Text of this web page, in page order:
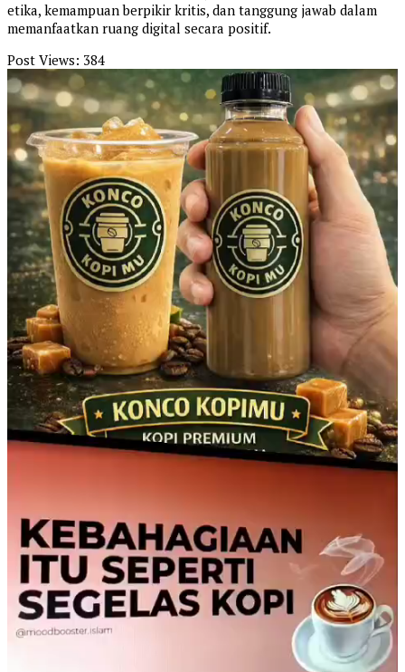
etika, kemampuan berpikir kritis, dan tanggung jawab dalam
memanfaatkan ruang digital secara positif.
Post Views: 384